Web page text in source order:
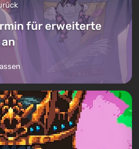
für erweiterte